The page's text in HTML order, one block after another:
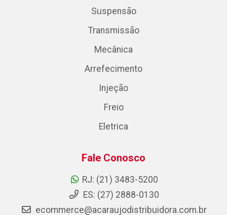
Suspensão
Transmissão
Mecânica
Arrefecimento
Injeção
Freio
Eletrica
Fale Conosco
RJ: (21) 3483-5200
ES: (27) 2888-0130
ecommerce@acaraujodistribuidora.com.br